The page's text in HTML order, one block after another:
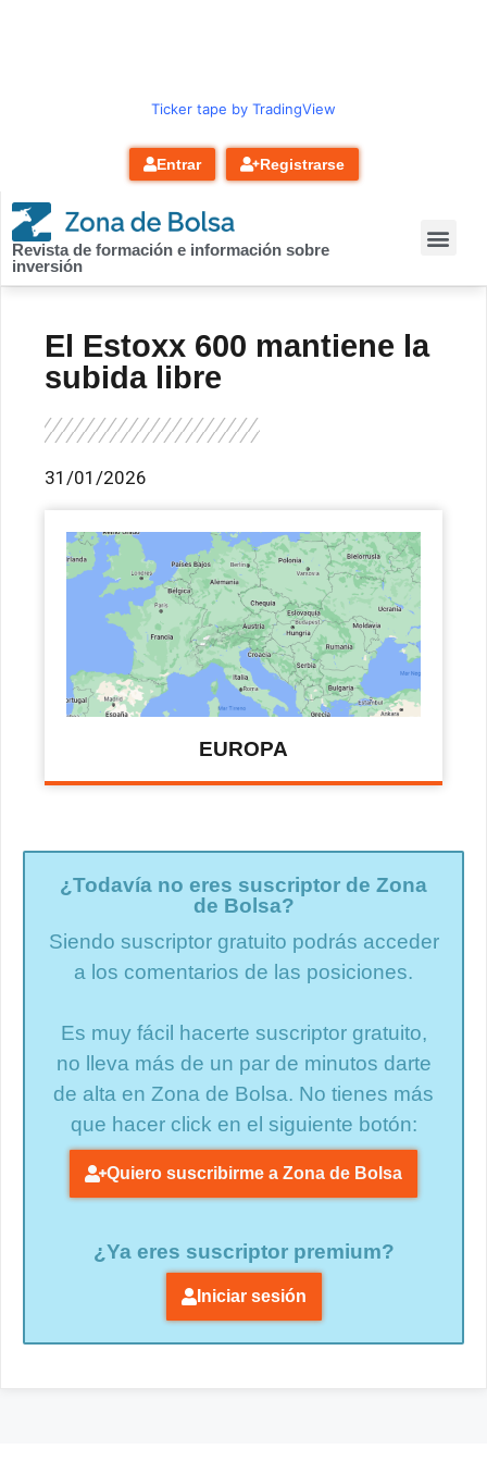
Ticker tape by TradingView
Entrar Registrarse
Revista de formación e información sobre
inversión
El Estoxx 600 mantiene la
subida libre
31/01/2026
EUROPA
¿Todavía no eres suscriptor de Zona
de Bolsa?
Siendo suscriptor gratuito podrás acceder
a los comentarios de las posiciones.
Es muy fácil hacerte suscriptor gratuito,
no lleva más de un par de minutos darte
de alta en Zona de Bolsa. No tienes más
que hacer click en el siguiente botón:
Quiero suscribirme a Zona de Bolsa
¿Ya eres suscriptor premium?
Iniciar sesión